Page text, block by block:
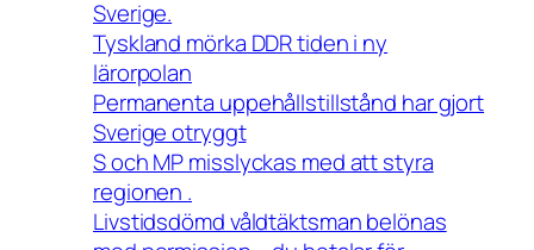
Sverige.
Tyskland mörka DDR tiden i ny
lärorpolan
Permanenta uppehållstillstånd har gjort
Sverige otryggt
S och MP misslyckas med att styra
regionen .
Livstidsdömd våldtäktsman belönas